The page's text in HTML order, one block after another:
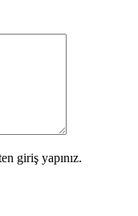
giriş yapınız.